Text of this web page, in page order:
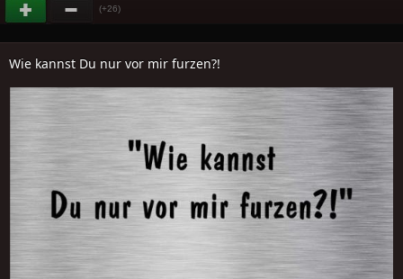
(+26)
Wie kannst Du nur vor mir furzen?!